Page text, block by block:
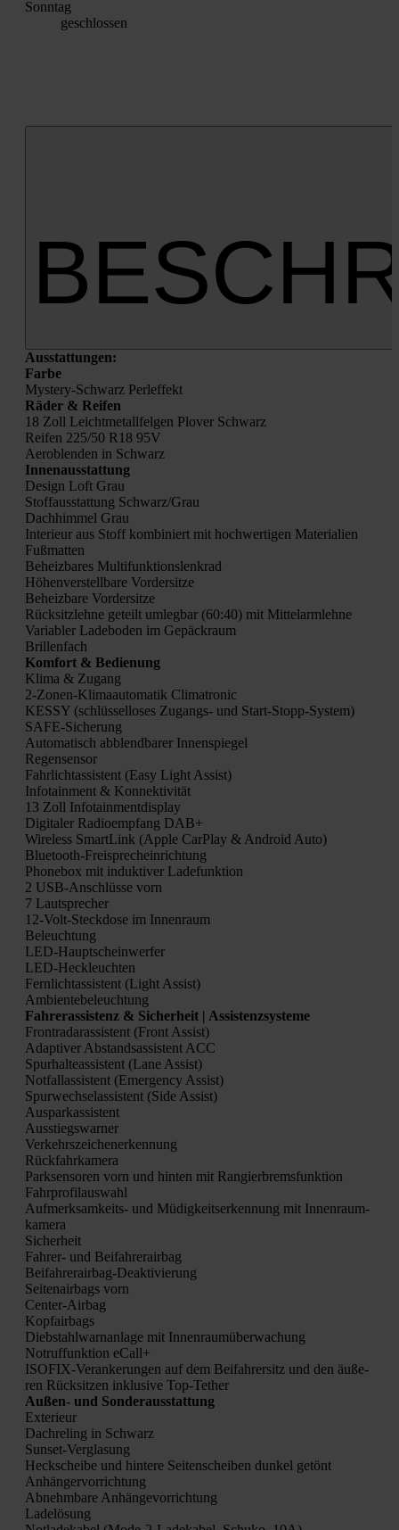
Sonn­tag
geschlos­sen
Aus­stat­tun­gen:
Far­be
Mys­tery-Schwarz Perl­ef­fekt
Räder & Rei­fen
18 Zoll Leicht­me­tall­fel­gen Plover Schwarz
Rei­fen 225/50 R18 95V
Aer­oblen­den in Schwarz
Innen­aus­stat­tung
Design Loft Grau
Stoff­aus­stat­tung Schwarz/Grau
Dach­him­mel Grau
Inte­ri­eur aus Stoff kom­bi­niert mit hoch­wer­ti­gen Mate­ria­li­en
Fuß­mat­ten
Beheiz­ba­res Mul­ti­funk­ti­ons­lenk­rad
Höhen­ver­stell­ba­re Vor­der­sit­ze
Beheiz­ba­re Vor­der­sit­ze
Rück­sitz­leh­ne geteilt umleg­bar (60:40) mit Mit­tel­arm­leh­ne
Varia­bler Lade­bo­den im Gepäck­raum
Bril­len­fach
Kom­fort & Bedie­nung
Kli­ma & Zugang
2‑Zo­nen-Kli­ma­au­to­ma­tik Cli­ma­tro­nic
KESSY (schlüs­sel­lo­ses Zugangs- und Start-Stopp-Sys­tem)
SAFE-Siche­rung
Auto­ma­tisch abblend­ba­rer Innen­spie­gel
Regen­sen­sor
Fahr­licht­as­sis­tent (Easy Light Assist)
Info­tain­ment & Kon­nek­ti­vi­tät
13 Zoll Info­tain­ment­dis­play
Digi­ta­ler Radio­emp­fang DAB+
Wire­less Smart­Link (Apple Car­Play & Android Auto)
Blue­tooth-Frei­sprech­ein­rich­tung
Phone­box mit induk­ti­ver Lade­funk­ti­on
2 USB-Anschlüs­se vorn
7 Laut­spre­cher
12-Volt-Steck­do­se im Innen­raum
Beleuch­tung
LED-Haupt­schein­wer­fer
LED-Heck­leuch­ten
Fern­licht­as­sis­tent (Light Assist)
Ambi­en­te­be­leuch­tung
Fah­rer­as­sis­tenz & Sicher­heit | Assis­tenz­sys­te­me
Front­ra­dar­as­sis­tent (Front Assist)
Adap­ti­ver Abstands­as­sis­tent ACC
Spur­hal­te­as­sis­tent (Lane Assist)
Not­fall­as­sis­tent (Emer­gen­cy Assist)
Spur­wech­se­las­sis­tent (Side Assist)
Aus­par­k­as­sis­tent
Aus­stiegs­war­ner
Ver­kehrs­zei­chen­er­ken­nung
Rück­fahr­ka­me­ra
Park­sen­so­ren vorn und hin­ten mit Ran­gier­brems­funk­ti­on
Fahr­pro­fil­aus­wahl
Auf­merk­sam­keits- und Müdig­keits­er­ken­nung mit Innen­raum­
ka­me­ra
Sicher­heit
Fah­rer- und Bei­fah­rer­air­bag
Bei­fah­rer­air­bag-Deak­ti­vie­rung
Sei­ten­air­bags vorn
Cen­ter-Air­bag
Kopf­air­bags
Dieb­stahl­warn­an­la­ge mit Innen­raum­über­wa­chung
Not­ruf­funk­ti­on eCall+
ISO­FIX-Ver­an­ke­run­gen auf dem Bei­fah­rer­sitz und den äuße­
ren Rück­sit­zen inklu­si­ve Top-Tether
Außen- und Son­der­aus­stat­tung
Exte­ri­eur
Dach­re­ling in Schwarz
Sun­set-Ver­gla­sung
Heck­schei­be und hin­te­re Sei­ten­schei­ben dun­kel getönt
Anhän­ger­vor­rich­tung
Abnehm­ba­re Anhän­ge­vor­rich­tung
Lade­lö­sung